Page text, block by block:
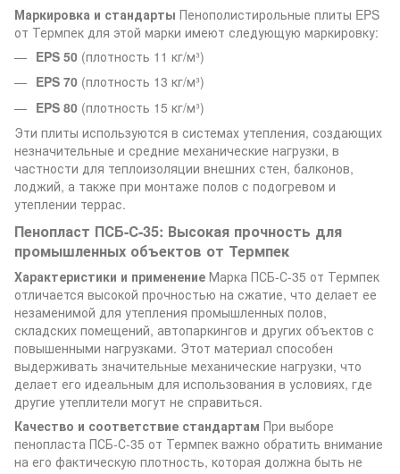
Маркировка и стандарты Пенополистирольные плиты EPS
от Термпек для этой марки имеют следующую маркировку:
EPS 50 (плотность 11 кг/м³)
EPS 70 (плотность 13 кг/м³)
EPS 80 (плотность 15 кг/м³)
Эти плиты используются в системах утепления, создающих
незначительные и средние механические нагрузки, в
частности для теплоизоляции внешних стен, балконов,
лоджий, а также при монтаже полов с подогревом и
утеплении террас.
Пенопласт ПСБ-С-35: Высокая прочность для
промышленных объектов от Термпек
Характеристики и применение Марка ПСБ-С-35 от Термпек
отличается высокой прочностью на сжатие, что делает ее
незаменимой для утепления промышленных полов,
складских помещений, автопаркингов и других объектов с
повышенными нагрузками. Этот материал способен
выдерживать значительные механические нагрузки, что
делает его идеальным для использования в условиях, где
другие утеплители могут не справиться.
Качество и соответствие стандартам При выборе
пенопласта ПСБ-С-35 от Термпек важно обратить внимание
на его фактическую плотность, которая должна быть не